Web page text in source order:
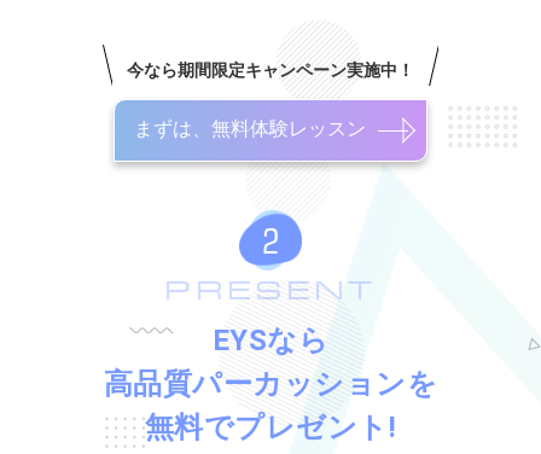
今なら期間限定キャンペーン実施中！
まずは、無料体験レッスン
PRESENT
EYSなら
高品質パーカッションを
無料でプレゼント!